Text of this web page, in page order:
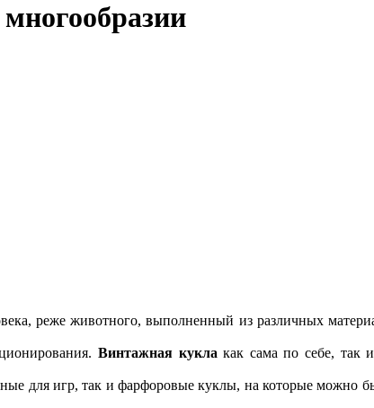
реже животного, выполненный из различных
Винтажная кукла как сама по себе, так
для игр, так и фарфоровые куклы, на которые можно